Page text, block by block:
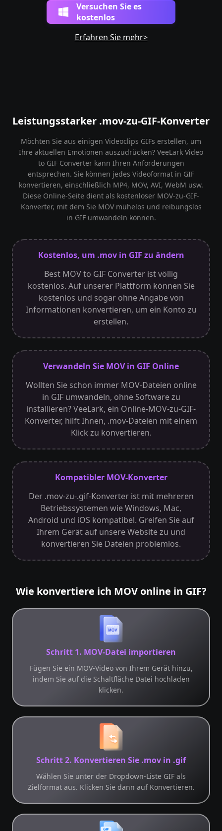
Versuchen Sie es
kostenlos
Erfahren Sie mehr>
Leistungsstarker .mov-zu-GIF-Konverter
Möchten Sie aus einigen Videoclips GIFs erstellen, um
Ihre aktuellen Emotionen auszudrücken? VeeLark Video
to GIF Converter kann Ihren Anforderungen
entsprechen. Sie können jedes Videoformat in GIF
konvertieren, einschließlich MP4, MOV, AVI, WebM usw.
Diese Online-Seite dient als kostenloser MOV-zu-GIF-
Konverter, mit dem Sie MOV mühelos und reibungslos
in GIF umwandeln können.
Kostenlos, um .mov in GIF zu ändern
Best MOV to GIF Converter ist völlig
kostenlos. Auf unserer Plattform können Sie
kostenlos und sogar ohne Angabe von
Informationen konvertieren, um ein Konto zu
erstellen.
Verwandeln Sie MOV in GIF Online
Wollten Sie schon immer MOV-Dateien online
in GIF umwandeln, ohne Software zu
installieren? VeeLark, ein Online-MOV-zu-GIF-
Konverter, hilft Ihnen, .mov-Dateien mit einem
Klick zu konvertieren.
Kompatibler MOV-Konverter
Der .mov-zu-.gif-Konverter ist mit mehreren
Betriebssystemen wie Windows, Mac,
Android und iOS kompatibel. Greifen Sie auf
Ihrem Gerät auf unsere Website zu und
konvertieren Sie Dateien problemlos.
Wie konvertiere ich MOV online in GIF?
Schritt 1. MOV-Datei importieren
Fügen Sie ein MOV-Video von Ihrem Gerät hinzu,
indem Sie auf die Schaltfläche Datei hochladen
klicken.
Schritt 2. Konvertieren Sie .mov in .gif
Wählen Sie unter der Dropdown-Liste GIF als
Zielformat aus. Klicken Sie dann auf Konvertieren.